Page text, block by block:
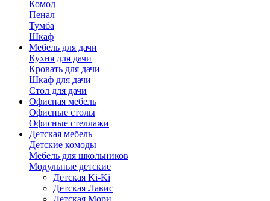
Комод
Пенал
Тумба
Шкаф
Мебель для дачи
Кухня для дачи
Кровать для дачи
Шкаф для дачи
Стол для дачи
Офисная мебель
Офисные столы
Офисные стеллажи
Детская мебель
Детские комоды
Мебель для школьников
Модульные детские
Детская Ki-Ki
Детская Лавис
Детская Мори